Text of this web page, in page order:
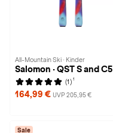
All-Mountain Ski · Kinder
Salomon · QST S and C5
(1) 1
164,99 € UVP 205,95 €
Sale